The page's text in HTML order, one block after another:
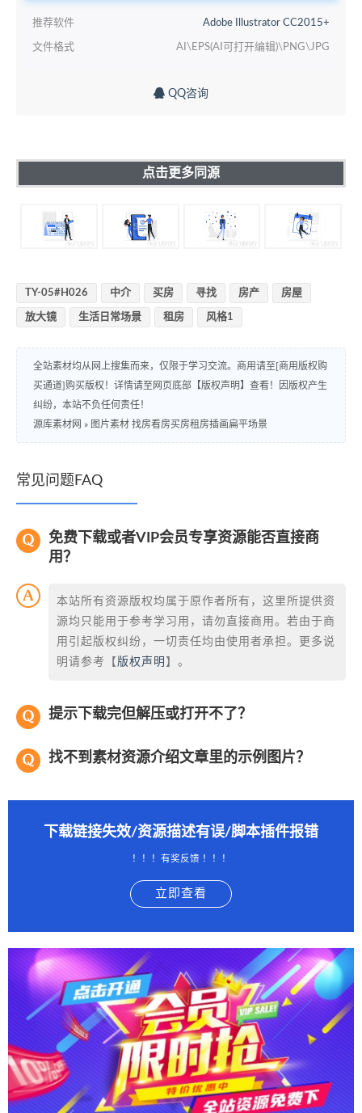
推荐软件 Adobe Illustrator CC2015+
文件格式 AI\EPS(AI可打开编辑)\PNG\JPG
QQ咨询
点击更多同源
TY-05#H026 中介 买房 寻找 房产 房屋
放大镜 生活日常场景 租房 风格1
全站素材均从网上搜集而来，仅限于学习交流。商用请至[商用版权购
买通道]购买版权！详情请至网页底部【版权声明】查看！因版权产生
纠纷，本站不负任何责任！
源库素材网 » 图片素材 找房看房买房租房插画扁平场景
常见问题FAQ
免费下载或者VIP会员专享资源能否直接商
用？
本站所有资源版权均属于原作者所有，这里所提供资
源均只能用于参考学习用，请勿直接商用。若由于商
用引起版权纠纷，一切责任均由使用者承担。更多说
明请参考【 版权声明 】。
提示下载完但解压或打开不了？
找不到素材资源介绍文章里的示例图片？
下载链接失效/资源描述有误/脚本插件报错
！！！有奖反馈 ！！！
立即查看